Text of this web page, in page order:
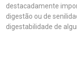
destacadamente
digestão ou de
digestabilidade de